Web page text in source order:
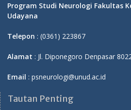
Program Studi Neurologi Fakultas
Udayana
Telepon : (0361) 223867
Alamat : Jl. Diponegoro Denpasar
Email : psneurologi@unud.ac.id
Tautan Penting